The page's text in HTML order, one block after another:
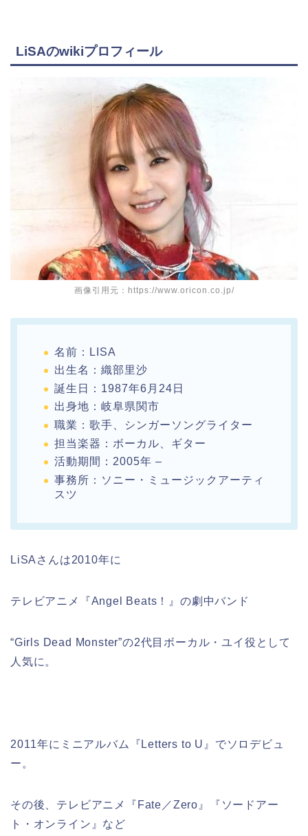
LiSAのwikiプロフィール
画像引用元：https://www.oricon.co.jp/
名前：LISA
出生名：織部里沙
誕生日：1987年6月24日
出身地：岐阜県関市
職業：歌手、シンガーソングライター
担当楽器：ボーカル、ギター
活動期間：2005年 –
事務所：ソニー・ミュージックアーティ
スツ
LiSAさんは2010年に
テレビアニメ『Angel Beats！』の劇中バンド
“Girls Dead Monster”の2代目ボーカル・ユイ役として
人気に。
2011年にミニアルバム『Letters to U』でソロデビュ
ー。
その後、テレビアニメ『Fate／Zero』『ソードアー
ト・オンライン』など